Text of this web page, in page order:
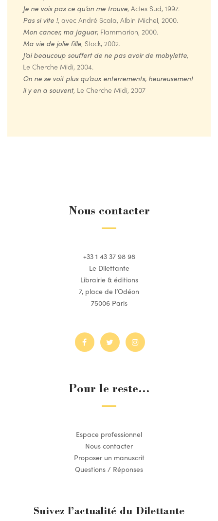
Je ne vois pas ce qu’on me trouve, Actes Sud, 1997.
Pas si vite !, avec André Scala, Albin Michel, 2000.
Mon cancer, ma Jaguar, Flammarion, 2000.
Ma vie de jolie fille, Stock, 2002.
J’ai beaucoup souffert de ne pas avoir de mobylette,
Le Cherche Midi, 2004.
On ne se voit plus qu’aux enterrements, heureusement
il y en a souvent, Le Cherche Midi, 2007
Nous contacter
+33 1 43 37 98 98
Le Dilettante
Librairie & éditions
7, place de l’Odéon
75006 Paris
Pour le reste...
Espace professionnel
Nous contacter
Proposer un manuscrit
Questions / Réponses
Suivez l’actualité du Dilettante